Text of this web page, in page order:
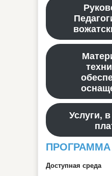
Услуги,
Доступная среда